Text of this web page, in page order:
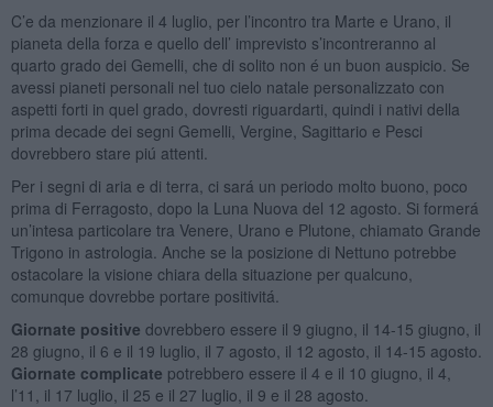
C’e da menzionare il 4 luglio, per l’incontro tra Marte e Urano, il
pianeta della forza e quello dell’ imprevisto s’incontreranno al
quarto grado dei Gemelli, che di solito non é un buon auspicio. Se
avessi pianeti personali nel tuo cielo natale personalizzato con
aspetti forti in quel grado, dovresti riguardarti, quindi i nativi della
prima decade dei segni Gemelli, Vergine, Sagittario e Pesci
dovrebbero stare piú attenti.
Per i segni di aria e di terra, ci sará un periodo molto buono, poco
prima di Ferragosto, dopo la Luna Nuova del 12 agosto. Si formerá
un’intesa particolare tra Venere, Urano e Plutone, chiamato Grande
Trigono in astrologia. Anche se la posizione di Nettuno potrebbe
ostacolare la visione chiara della situazione per qualcuno,
comunque dovrebbe portare positivitá.
Giornate positive dovrebbero essere il 9 giugno, il 14-15 giugno, il
28 giugno, il 6 e il 19 luglio, il 7 agosto, il 12 agosto, il 14-15 agosto.
Giornate complicate potrebbero essere il 4 e il 10 giugno, il 4,
l’11, il 17 luglio, il 25 e il 27 luglio, il 9 e il 28 agosto.